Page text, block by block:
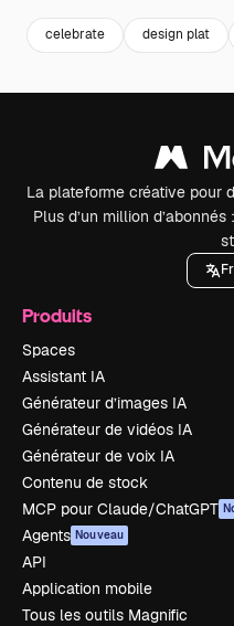
celebrate design plat
La plateforme créative pour
Plus d’un million
Produits
Spaces
Assistant IA
Générateur d’images IA
Générateur de vidéos IA
Générateur de voix IA
Contenu de stock
MCP pour Claude/ChatGPT
Agents Nouveau
API
Application mobile
Tous les outils Magnific